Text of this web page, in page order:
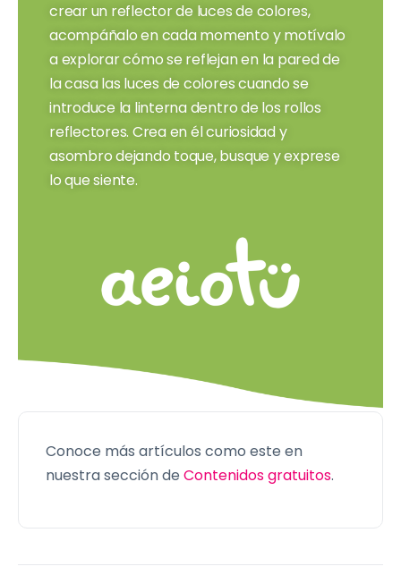
crear un reflector de luces de colores,
acompáñalo en cada momento y motívalo
a explorar cómo se reflejan en la pared de
la casa las luces de colores cuando se
introduce la linterna dentro de los rollos
reflectores. Crea en él curiosidad y
asombro dejando toque, busque y exprese
lo que siente.
Conoce más artículos como este en
nuestra sección de Contenidos gratuitos.